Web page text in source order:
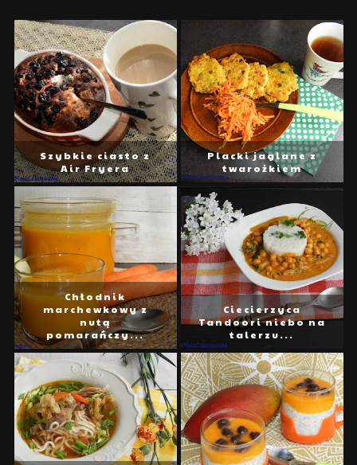
Szybkie ciasto z
Air Fryera
Placki jaglane z
twarożkiem
Chłodnik
marchewkowy z
nutą
pomarańczy...
Ciecierzyca
Tandoori niebo na
talerzu...